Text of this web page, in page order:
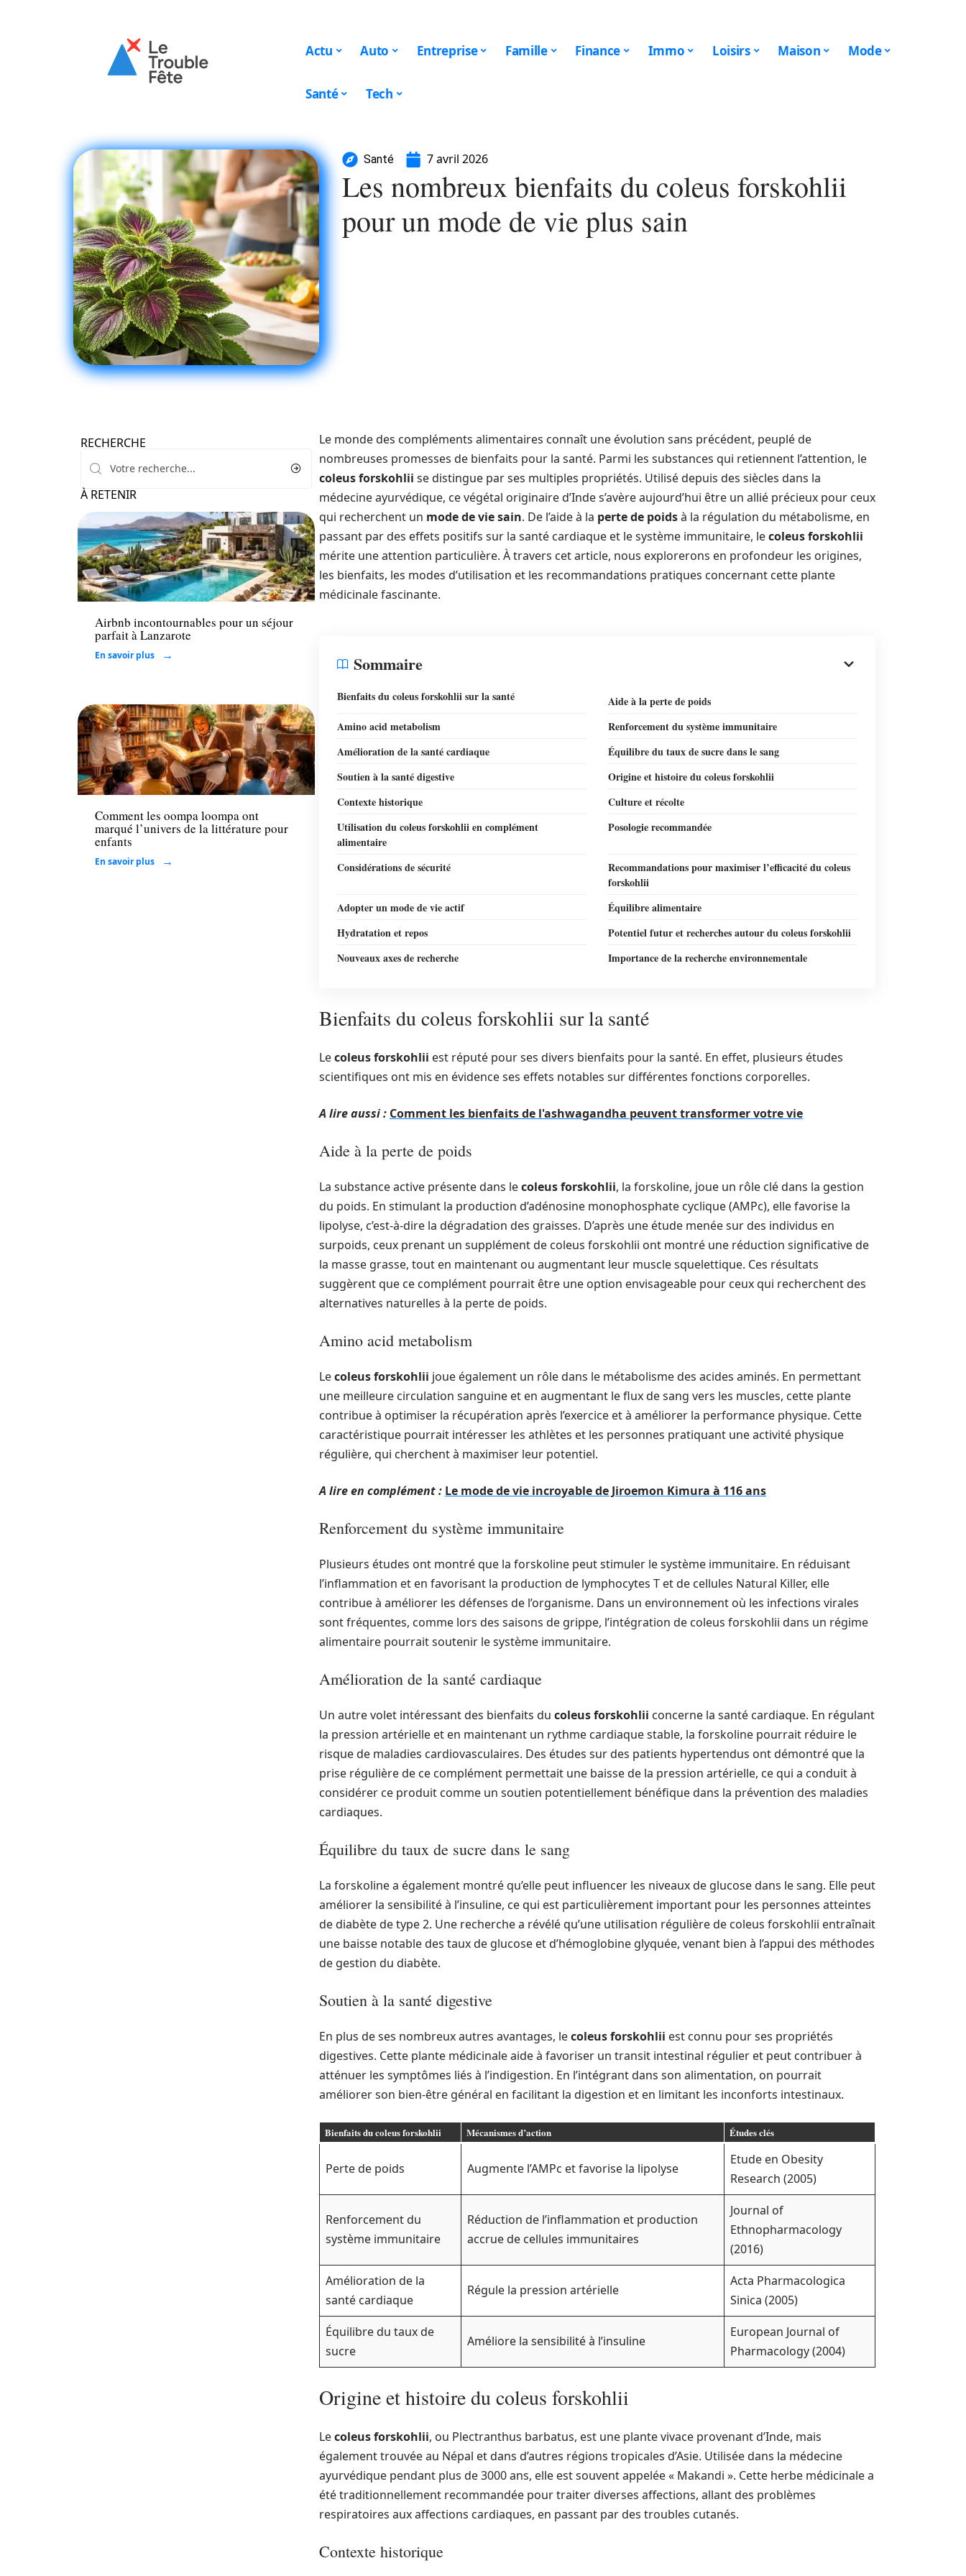
Actu Auto Entreprise Famille Finance Immo Loisirs Maison Mode
Santé Tech
Santé 7 avril 2026
Les nombreux bienfaits du coleus forskohlii
pour un mode de vie plus sain
RECHERCHE
À RETENIR
Loisirs
Airbnb incontournables pour un séjour
parfait à Lanzarote
En savoir plus
Loisirs
Comment les oompa loompa ont
marqué l’univers de la littérature pour
enfants
En savoir plus
Le monde des compléments alimentaires connaît une évolution sans précédent, peuplé de
nombreuses promesses de bienfaits pour la santé. Parmi les substances qui retiennent l’attention, le
coleus forskohlii se distingue par ses multiples propriétés. Utilisé depuis des siècles dans la
médecine ayurvédique, ce végétal originaire d’Inde s’avère aujourd’hui être un allié précieux pour ceux
qui recherchent un mode de vie sain. De l’aide à la perte de poidsà la régulation du métabolisme, en
passant par des effets positifs sur la santé cardiaque et le système immunitaire, lecoleus forskohlii
mérite une attention particulière. À travers cet article, nous explorerons en profondeur les origines,
les bienfaits, les modes d’utilisation et les recommandations pratiques concernant cette plante
médicinale fascinante.
Sommaire
Bienfaits du coleus forskohlii sur la santé
Aide à la perte de poids
Amino acid metabolism
Renforcement du système immunitaire
Amélioration de la santé cardiaque
Équilibre du taux de sucre dans le sang
Soutien à la santé digestive
Origine et histoire du coleus forskohlii
Contexte historique
Culture et récolte
Utilisation du coleus forskohlii en complément
alimentaire
Posologie recommandée
Considérations de sécurité
Recommandations pour maximiser l’efficacité du coleus
forskohlii
Adopter un mode de vie actif
Équilibre alimentaire
Hydratation et repos
Potentiel futur et recherches autour du coleus forskohlii
Nouveaux axes de recherche
Importance de la recherche environnementale
Bienfaits du coleus forskohlii sur la santé
Lecoleus forskohlii est réputé pour ses divers bienfaits pour la santé. En effet, plusieurs études
scientifiques ont mis en évidence ses effets notables sur différentes fonctions corporelles.
A lire aussi : Comment les bienfaits de l'ashwagandha peuvent transformer votre vie
Aide à la perte de poids
La substance active présente dans lecoleus forskohlii, la forskoline, joue un rôle clé dans la gestion
du poids. En stimulant la production d’adénosine monophosphate cyclique (AMPc), elle favorise la
lipolyse, c’est-à-dire la dégradation des graisses. D’après une étude menée sur des individus en
surpoids, ceux prenant un supplément de coleus forskohlii ont montré une réduction significative de
la masse grasse, tout en maintenant ou augmentant leur muscle squelettique. Ces résultats
suggèrent que ce complément pourrait être une option envisageable pour ceux qui recherchent des
alternatives naturelles à la perte de poids.
Amino acid metabolism
Lecoleus forskohlii joue également un rôle dans le métabolisme des acides aminés. En permettant
une meilleure circulation sanguine et en augmentant le flux de sang vers les muscles, cette plante
contribue à optimiser la récupération après l’exercice et à améliorer la performance physique. Cette
caractéristique pourrait intéresser les athlètes et les personnes pratiquant une activité physique
régulière, qui cherchent à maximiser leur potentiel.
A lire en complément : Le mode de vie incroyable de Jiroemon Kimura à 116 ans
Renforcement du système immunitaire
Plusieurs études ont montré que la forskoline peut stimuler le système immunitaire. En réduisant
l’inflammation et en favorisant la production de lymphocytes T et de cellules Natural Killer, elle
contribue à améliorer les défenses de l’organisme. Dans un environnement où les infections virales
sont fréquentes, comme lors des saisons de grippe, l’intégration de coleus forskohlii dans un régime
alimentaire pourrait soutenir le système immunitaire.
Amélioration de la santé cardiaque
Un autre volet intéressant des bienfaits du coleus forskohlii concerne la santé cardiaque. En régulant
la pression artérielle et en maintenant un rythme cardiaque stable, la forskoline pourrait réduire le
risque de maladies cardiovasculaires. Des études sur des patients hypertendus ont démontré que la
prise régulière de ce complément permettait une baisse de la pression artérielle, ce qui a conduit à
considérer ce produit comme un soutien potentiellement bénéfique dans la prévention des maladies
cardiaques.
Équilibre du taux de sucre dans le sang
La forskoline a également montré qu’elle peut influencer les niveaux de glucose dans le sang. Elle peut
améliorer la sensibilité à l’insuline, ce qui est particulièrement important pour les personnes atteintes
de diabète de type 2. Une recherche a révélé qu’une utilisation régulière de coleus forskohlii entraînait
une baisse notable des taux de glucose et d’hémoglobine glyquée, venant bien à l’appui des méthodes
de gestion du diabète.
Soutien à la santé digestive
En plus de ses nombreux autres avantages, lecoleus forskohlii est connu pour ses propriétés
digestives. Cette plante médicinale aide à favoriser un transit intestinal régulier et peut contribuer à
atténuer les symptômes liés à l’indigestion. En l’intégrant dans son alimentation, on pourrait
améliorer son bien-être général en facilitant la digestion et en limitant les inconforts intestinaux.
Bienfaits du coleus forskohlii Mécanismes d’action Études clés
Perte de poids Augmente l’AMPc et favorise la lipolyse
Etude en Obesity
Research (2005)
Renforcement du
système immunitaire
Réduction de l’inflammation et production
accrue de cellules immunitaires
Journal of
Ethnopharmacology
(2016)
Amélioration de la
santé cardiaque
Régule la pression artérielle
Acta Pharmacologica
Sinica (2005)
Équilibre du taux de
sucre
Améliore la sensibilité à l’insuline
European Journal of
Pharmacology (2004)
Origine et histoire du coleus forskohlii
Lecoleus forskohlii, ou Plectranthus barbatus, est une plante vivace provenant d’Inde, mais
également trouvée au Népal et dans d’autres régions tropicales d’Asie. Utilisée dans la médecine
ayurvédique pendant plus de 3000 ans, elle est souvent appelée « Makandi ». Cette herbe médicinale a
été traditionnellement recommandée pour traiter diverses affections, allant des problèmes
respiratoires aux affections cardiaques, en passant par des troubles cutanés.
Contexte historique